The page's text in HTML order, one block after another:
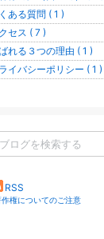
ある質問 ( 1 )
セス ( 7 )
れる３つの理由 ( 1 )
イバシーポリシー ( 1 )
RSS
権についてのご注意